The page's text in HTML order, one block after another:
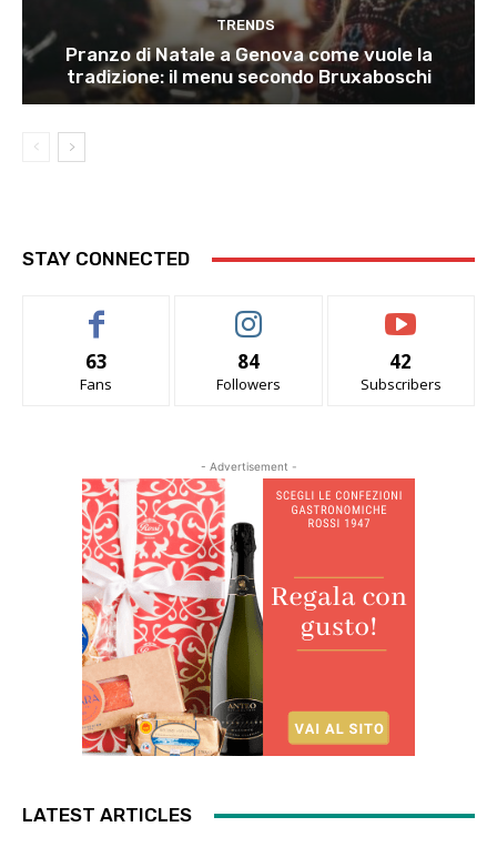
TRENDS
Pranzo di Natale a Genova come vuole la
tradizione: il menu secondo Bruxaboschi
STAY CONNECTED
63
Fans
84
Followers
42
Subscribers
- Advertisement -
LATEST ARTICLES